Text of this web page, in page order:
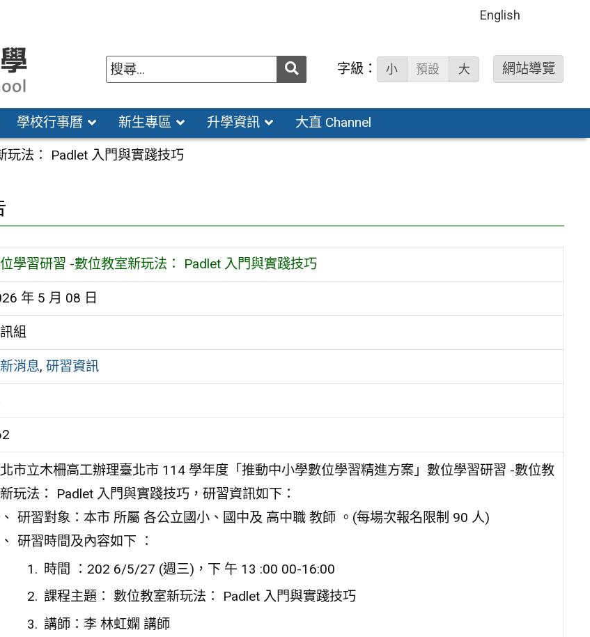
English
送出 字級： 小 預設 大 網站導覽
學校行事曆 新生專區 升學資訊 大直 Channel
玩法： Padlet 入門與實踐技巧
學習研習 -數位教室新玩法： Padlet 入門與實踐技巧
年 5 月 08 日
組
消息, 研習資訊
市立木柵高工辦理臺北市 114 學年度「推動中小學數位學習精進方案」數位學習研習 -數位教
玩法： Padlet 入門與實踐技巧，研習資訊如下：
研習對象：本市 所屬 各公立國小、國中及 高中職 教師 。(每場次報名限制 90 人)
研習時間及內容如下 ：
時間 ：202 6/5/27 (週三)，下 午 13 :00 00-16:00
課程主題： 數位教室新玩法： Padlet 入門與實踐技巧
講師：李 林虹嫻 講師